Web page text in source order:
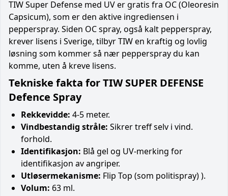
TIW Super Defense med UV er gratis fra OC (Oleoresin
Capsicum), som er den aktive ingrediensen i
pepperspray. Siden OC spray, også kalt pepperspray,
krever lisens i Sverige, tilbyr TIW en kraftig og lovlig
løsning som kommer så nær pepperspray du kan
komme, uten å kreve lisens.
Tekniske fakta for TIW SUPER DEFENSE
Defence Spray
Rekkevidde: 4-5 meter.
Vindbestandig stråle: Sikrer treff selv i vind.
forhold.
Identifikasjon: Blå gel og UV-merking for
identifikasjon av angriper.
Utløsermekanisme: Flip Top (som politispray) ).
Volum: 63 ml.